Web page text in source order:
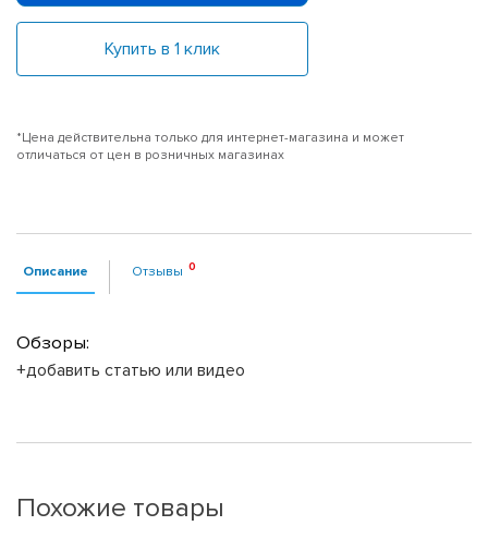
Купить в 1 клик
*Цена действительна только для интернет-магазина и может
отличаться от цен в розничных магазинах
Описание Отзывы
Обзоры:
+добавить статью или видео
Похожие товары